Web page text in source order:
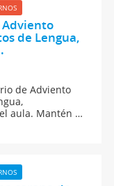
de Lengua,
de Adviento
aula. Mantén a
manera
variadas